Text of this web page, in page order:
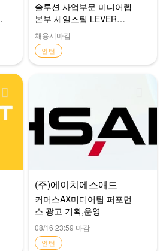
솔루션 사업부문 미디어렙
본부 세일즈팀 LEVER
Xpert(B2B SaaS) 세일즈 매
니저 (전환형 인턴)
채용시마감
인턴
(주)에이치에스애드
커머스AX미디어팀 퍼포먼
스 광고 기획,운영
08/16 23:59 마감
인턴